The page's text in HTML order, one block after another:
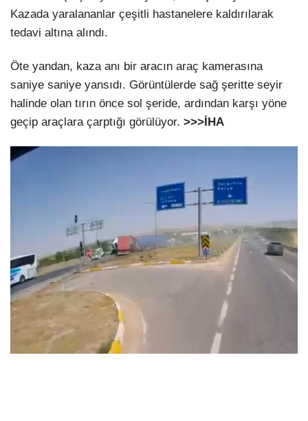
Kazada yaralananlar çeşitli hastanelere kaldırılarak
tedavi altına alındı.
Öte yandan, kaza anı bir aracın araç kamerasına
saniye saniye yansıdı. Görüntülerde sağ şeritte seyir
halinde olan tırın önce sol şeride, ardından karşı yöne
geçip araçlara çarptığı görülüyor. >>>İHA